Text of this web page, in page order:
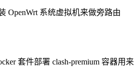
OpenWrt 系统虚拟机来做旁路由
套件部署 clash-premium 容器用来